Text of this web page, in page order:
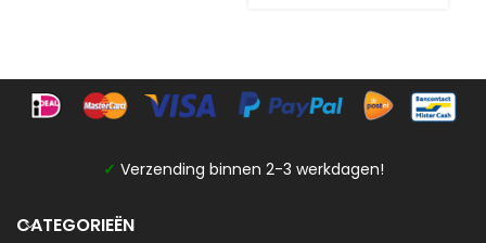
✓ Verzending binnen 2-3 werkdagen!
CATEGORIEËN